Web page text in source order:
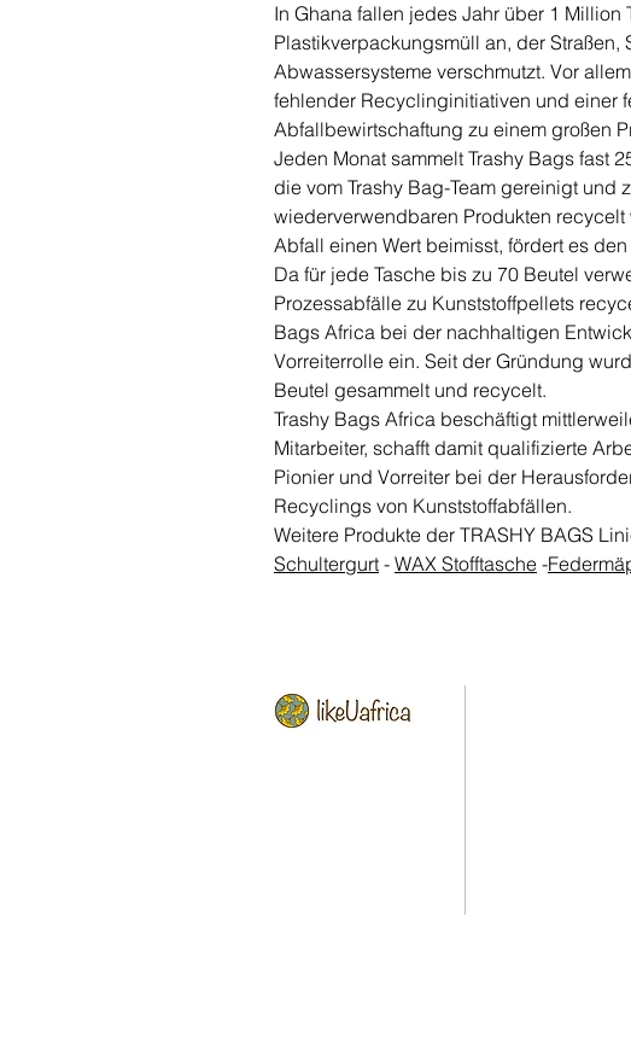
In Ghana fallen jedes Jahr über 1 Million
Plastikverpackungsmüll an, der Straßen,
Abwassersysteme verschmutzt. Vor
fehlender Recyclinginitiativen und einer
Abfallbewirtschaftung zu einem großen
Jeden Monat sammelt Trashy Bags fast
die vom Trashy Bag-Team gereinigt und
wiederverwendbaren Produkten
Abfall einen Wert beimisst, fördert es
Da für jede Tasche bis zu 70 Beutel
Prozessabfälle zu Kunststoffpellets
Bags Africa bei der nachhaltigen
Vorreiterrolle ein. Seit der Gründung
Beutel gesammelt und recycelt.
Trashy Bags Africa beschäftigt
Mitarbeiter, schafft damit qualifizierte
Pionier und Vorreiter bei der
Recyclings von Kunststoffabfällen.
Weitere Produkte der TRASHY BAGS
Schultergurt - WAX Stofftasche -